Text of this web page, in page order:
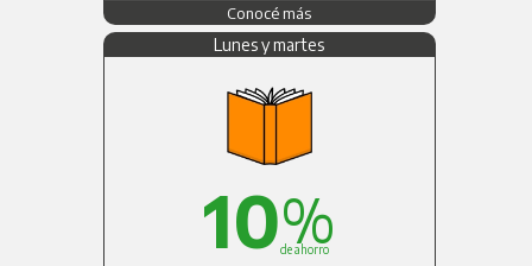
Conocé más
Lunes y martes
10%
de ahorro